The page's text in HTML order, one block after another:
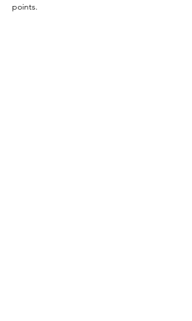
points.